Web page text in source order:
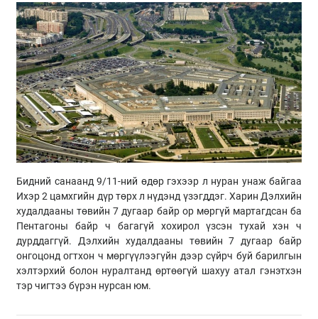
Бидний санаанд 9/11-ний өдөр гэхээр л нуран унаж байгаа
Ихэр 2 цамхгийн дүр төрх л нүдэнд үзэгддэг. Харин Дэлхийн
худалдааны төвийн 7 дугаар байр ор мөргүй мартагдсан ба
Пентагоны байр ч багагүй хохирол үзсэн тухай хэн ч
дурддаггүй. Дэлхийн худалдааны төвийн 7 дугаар байр
онгоцонд огтхон ч мөргүүлээгүйн дээр сүйрч буй барилгын
хэлтэрхий болон нуралтанд өртөөгүй шахуу атал гэнэтхэн
тэр чигтээ бүрэн нурсан юм.